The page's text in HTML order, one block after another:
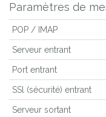
Paramètres de
POP / IMAP
Serveur entrant
Port entrant
SSl (sécurité) entrant
Serveur sortant